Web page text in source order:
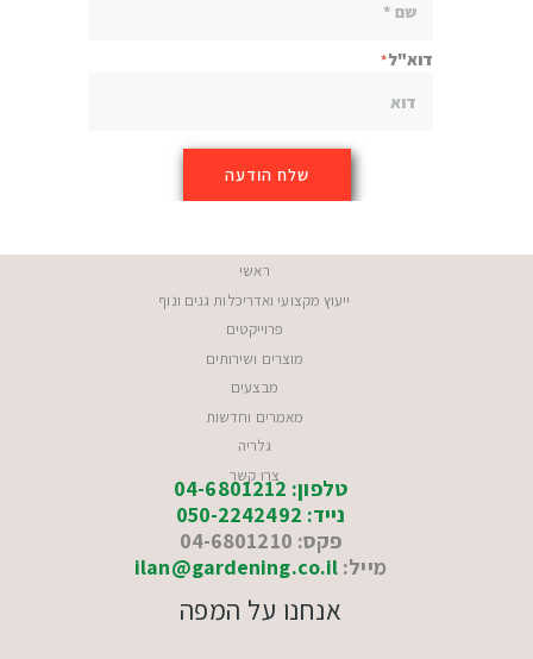
דוא"ל
ראשי
ייעוץ מקצועי ואדריכלות גנים ונוף
פרוייקטים
מוצרים ושירותים
מבצעים
מאמרים וחדשות
גלריה
צרו קשר
טלפון: 04-6801212
נייד: 050-2242492
פקס: 04-6801210
מייל: ilan@gardening.co.il
אנחנו על המפה